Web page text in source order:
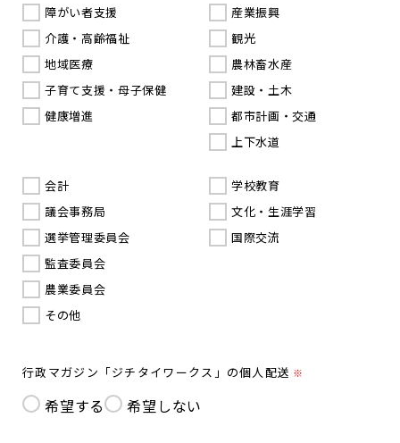
障がい者支援
介護・高齢福祉
地域医療
子育て支援・母子保健
健康増進
産業振興
観光
農林畜水産
建設・土木
都市計画・交通
上下水道
会計
議会事務局
選挙管理委員会
監査委員会
農業委員会
その他
学校教育
文化・生涯学習
国際交流
行政マガジン「ジチタイワークス」の個人配送 ※
希望する 希望しない